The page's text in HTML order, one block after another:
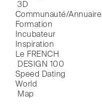
3D
Communauté/Annuaire
Formation
Incubateur
Inspiration
Le FRENCH
DESIGN 100
Speed Dating
World
Map